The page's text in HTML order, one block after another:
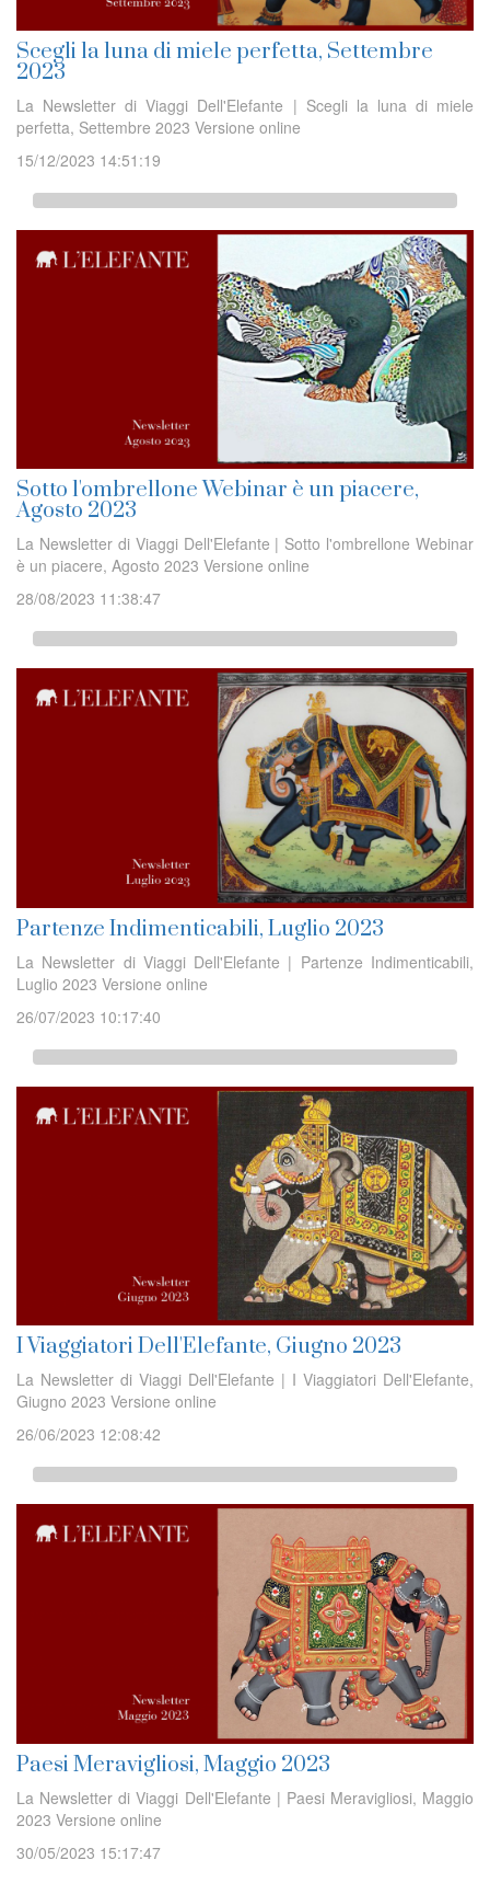
Scegli la luna di miele perfetta, Settembre
2023
La Newsletter di Viaggi Dell'Elefante | Scegli la luna di miele
perfetta, Settembre 2023 Versione online
15/12/2023 14:51:19
Sotto l'ombrellone Webinar è un piacere,
Agosto 2023
La Newsletter di Viaggi Dell'Elefante | Sotto l'ombrellone Webinar
è un piacere, Agosto 2023 Versione online
28/08/2023 11:38:47
Partenze Indimenticabili, Luglio 2023
La Newsletter di Viaggi Dell'Elefante | Partenze Indimenticabili,
Luglio 2023 Versione online
26/07/2023 10:17:40
I Viaggiatori Dell'Elefante, Giugno 2023
La Newsletter di Viaggi Dell'Elefante | I Viaggiatori Dell'Elefante,
Giugno 2023 Versione online
26/06/2023 12:08:42
Paesi Meravigliosi, Maggio 2023
La Newsletter di Viaggi Dell'Elefante | Paesi Meravigliosi, Maggio
2023 Versione online
30/05/2023 15:17:47